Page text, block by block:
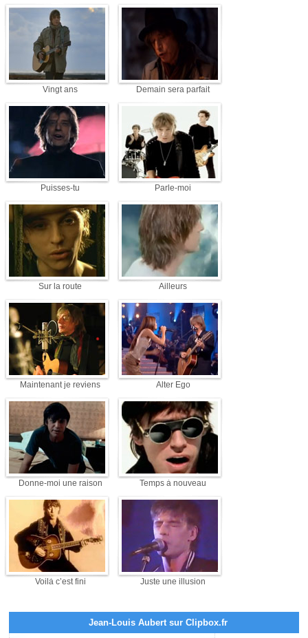
Vingt ans Demain sera parfait
Puisses-tu Parle-moi
Sur la route Ailleurs
Maintenant je reviens Alter Ego
Donne-moi une raison Temps à nouveau
Voilà c’est fini Juste une illusion
Jean-Louis Aubert sur Clipbox.fr